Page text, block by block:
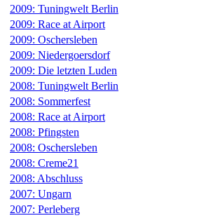
2009: Tuningwelt Berlin
2009: Race at Airport
2009: Oschersleben
2009: Niedergoersdorf
2009: Die letzten Luden
2008: Tuningwelt Berlin
2008: Sommerfest
2008: Race at Airport
2008: Pfingsten
2008: Oschersleben
2008: Creme21
2008: Abschluss
2007: Ungarn
2007: Perleberg